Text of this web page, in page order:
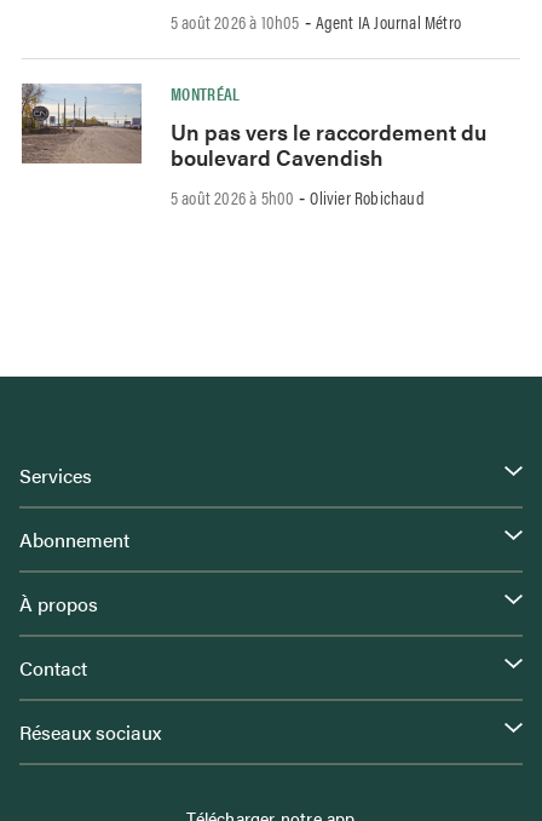
5 août 2026 à 10h05 - Agent IA Journal Métro
MONTRÉAL
Un pas vers le raccordement du
boulevard Cavendish
5 août 2026 à 5h00 -Olivier Robichaud
Services
Abonnement
À propos
Contact
Réseaux sociaux